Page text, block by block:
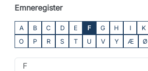
Emneregister
A B C D E F G H I K
O
P R S T U V Y Æ Ø
F